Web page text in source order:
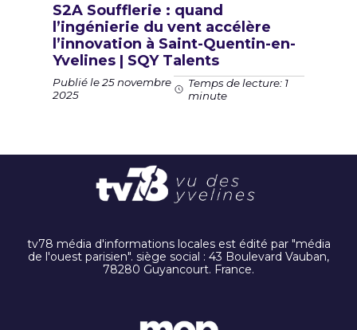
S2A Soufflerie : quand
l’ingénierie du vent accélère
l’innovation à Saint-Quentin-en-
Yvelines | SQY Talents
Publié le 25 novembre
2025
Temps de lecture: 1
minute
tv78 média d'informations locales est édité par "média
de l'ouest parisien". siège social : 43 Boulevard Vauban,
78280 Guyancourt. France.